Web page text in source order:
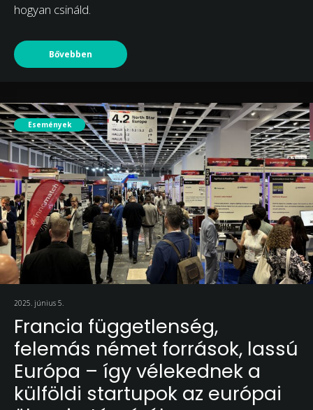
hogyan csináld.
Bővebben
Események
2025. június 5.
Francia függetlenség,
felemás német források, lassú
Európa – így vélekednek a
külföldi startupok az európai